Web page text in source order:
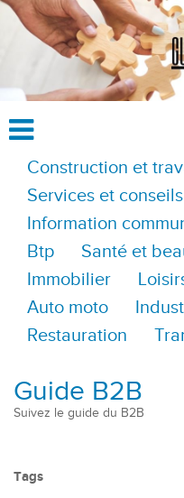
Construction et
Services et conseils
Information
Btp
Santé et
Immobilier
Auto moto
Restauration
Guide B2B
Suivez le guide du B2B
Tags